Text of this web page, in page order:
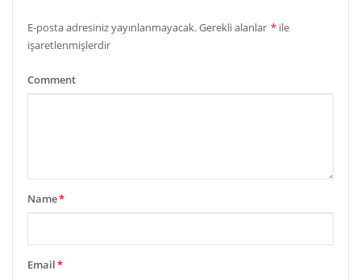
E-posta adresiniz yayınlanmayacak.Gerekli alanlar * ile
işaretlenmişlerdir
Comment
Name*
Email*